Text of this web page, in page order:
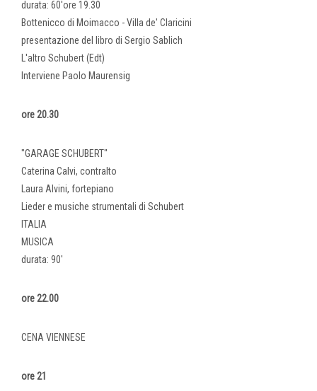
durata: 60'ore 19.30
Bottenicco di Moimacco - Villa de' Claricini
presentazione del libro di Sergio Sablich
L'altro Schubert (Edt)
Interviene Paolo Maurensig
ore 20.30
"GARAGE SCHUBERT"
Caterina Calvi, contralto
Laura Alvini, fortepiano
Lieder e musiche strumentali di Schubert
ITALIA
MUSICA
durata: 90'
ore 22.00
CENA VIENNESE
ore 21